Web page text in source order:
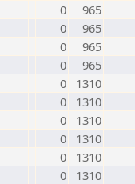
0
965
0
965
0
965
0
965
0
1310
0
1310
0
1310
0
1310
0
1310
0
1310